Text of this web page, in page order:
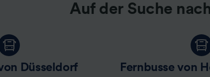
Auf der Suche
Düsseldorf Fernbusse von